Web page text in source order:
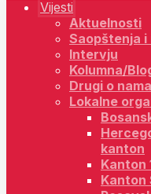
Vijesti
Aktuelnosti
Saopštenja i
Intervju
Kolumna/
Drugi o nama
Lokalne
kanton
Kanton
Kanton